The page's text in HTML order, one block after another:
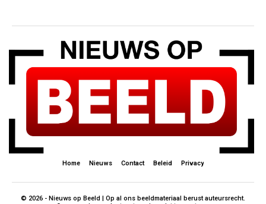
Home Nieuws Contact Beleid Privacy
© 2026 - Nieuws op Beeld | Op al ons beeldmateriaal berust auteursrecht.